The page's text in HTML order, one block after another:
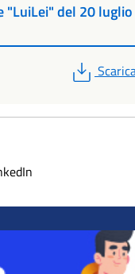
"LuiLei" del 20 luglio
PDF